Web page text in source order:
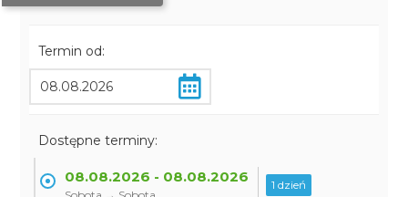
Termin od:
Dostępne terminy:
08.08.2026 - 08.08.2026 1 dzień